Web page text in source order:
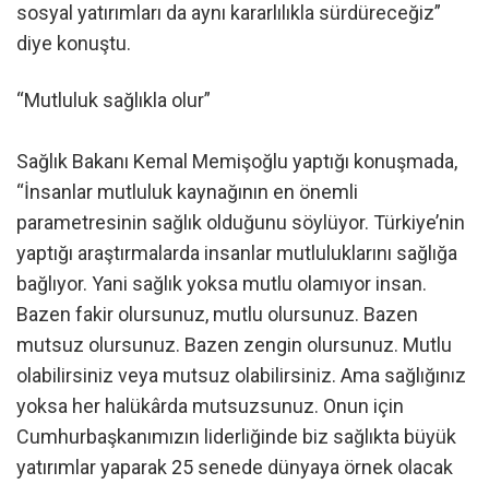
sosyal yatırımları da aynı kararlılıkla sürdüreceğiz”
diye konuştu.
“Mutluluk sağlıkla olur”
Sağlık Bakanı Kemal Memişoğlu yaptığı konuşmada,
“İnsanlar mutluluk kaynağının en önemli
parametresinin sağlık olduğunu söylüyor. Türkiye’nin
yaptığı araştırmalarda insanlar mutluluklarını sağlığa
bağlıyor. Yani sağlık yoksa mutlu olamıyor insan.
Bazen fakir olursunuz, mutlu olursunuz. Bazen
mutsuz olursunuz. Bazen zengin olursunuz. Mutlu
olabilirsiniz veya mutsuz olabilirsiniz. Ama sağlığınız
yoksa her halükârda mutsuzsunuz. Onun için
Cumhurbaşkanımızın liderliğinde biz sağlıkta büyük
yatırımlar yaparak 25 senede dünyaya örnek olacak